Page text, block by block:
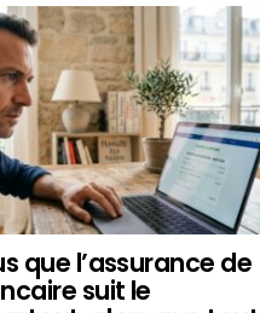
que l’assurance de
suit le